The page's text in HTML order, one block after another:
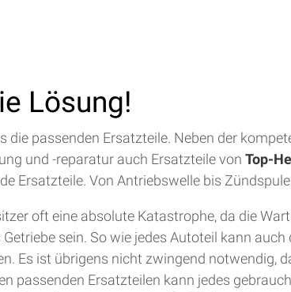
Lösung!
die passenden Ersatzteile. Neben der
und -reparatur auch Ersatzteile von Top-
Ersatzteile. Von Antriebswelle bis
oft eine absolute Katastrophe, da die
sein. So wie jedes Autoteil kann
Es ist übrigens nicht zwingend notwendig,
passenden Ersatzteilen kann jedes